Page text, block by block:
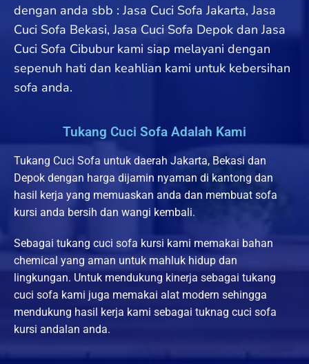
dengan anda sbb : Jasa Cuci Sofa Jakarta, Jasa
Cuci Sofa Bekasi, Jasa Cuci Sofa Depok dan Jasa
Cuci Sofa Cibubur kami siap melayani dengan
sepenuh hati dan keahlian kami untuk kebersihan
sofa anda.
Tukang Cuci Sofa Adalah Kami
Tukang Cuci Sofa untuk daerah Jakarta, Bekasi dan
Depok dengan harga dijamin nyaman di kantong dan
hasil kerja yang memuaskan anda dan membuat sofa
kursi anda bersih dan wangi kembali.
Sebagai tukang cuci sofa kursi kami memakai bahan
chemical yang aman untuk mahluk hidup dan
lingkungan. Untuk mendukung kinerja sebagai tukang
cuci sofa kami juga memakai alat modern sehingga
mendukung hasil kerja kami sebagai tuknag cuci sofa
kursi andalan anda.